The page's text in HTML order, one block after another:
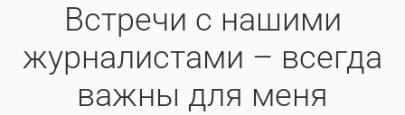
Встречи с нашими
журналистами – всегда
важны для меня